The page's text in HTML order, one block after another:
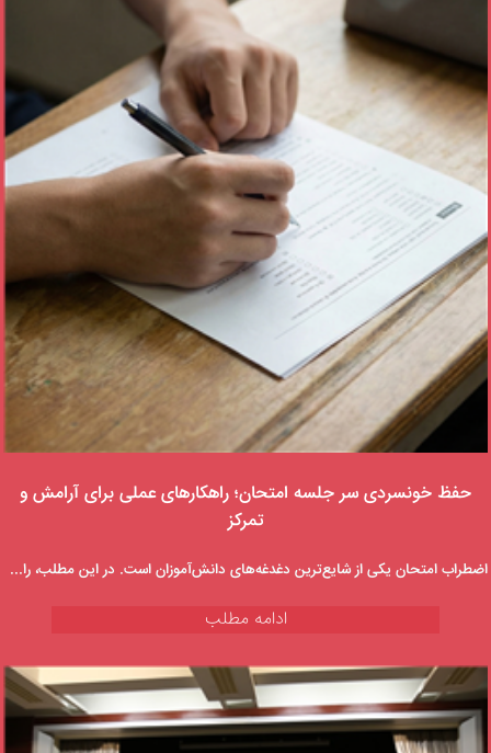
حفظ خونسردی سر جلسه امتحان؛ راهکارهای عملی برای آرامش و
تمرکز
اضطراب امتحان یکی از شایع‌ترین دغدغه‌های دانش‌آموزان است. در این مطلب، راهکارهای کاربردی برای کنترل استرس قبل و حین امتحان و افزایش تمرکز و عملکرد بهتر ارائه شده است.
ادامه مطلب